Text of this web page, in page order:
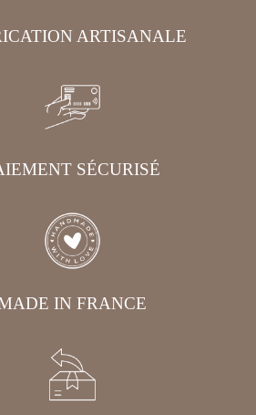
ARTISANALE
SÉCURISÉ
IN FRANCE